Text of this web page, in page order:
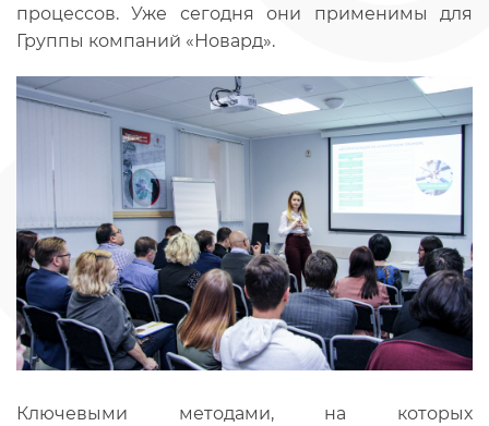
процессов. Уже сегодня они применимы для
Группы компаний «Новард».
Ключевыми методами, на которых